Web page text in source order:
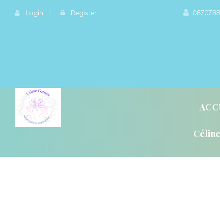
Login Register
QU’ET-CE QUE LA